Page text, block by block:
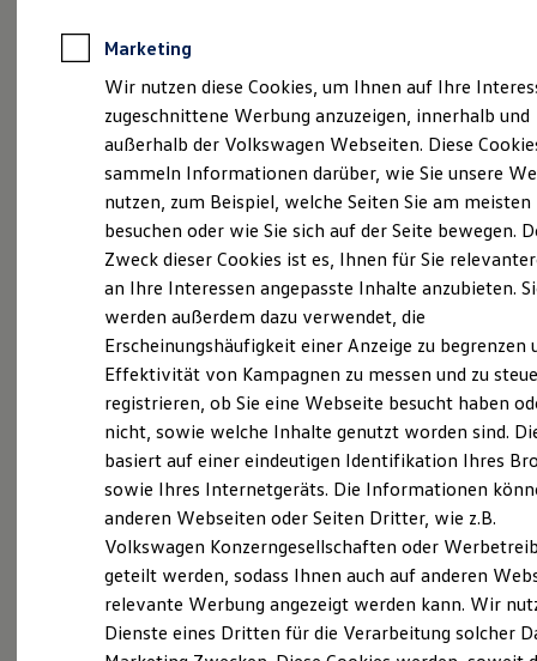
Anpfiff zum Gewinn
Elektroautos
ID. Tutorials
Elektrofahrzeugkonzepte
Reichweite
Reichweite der ID. Modelle
Reichweite im Winter
Laden
Laden unterwegs
Laden Zuhause
Ladezeitensimulator
Batterie
Sicherheit
Garantie und Lebensdauer
Nachhaltigkeit
Technologie
Kosten und Kauf
Verbrauchskosten
Kaufoptionen
E-Auto-Förderung
Software und Konnektivität
Die ID. Software 6
ID. Software Versionen und Updates
Digitale Extras
Schnittstellen zu Ihrem ID.
Impressum & Rechtliches)
Ganz selbstverständlich.Das
Gebrauchtwagen-
Leistungsversprechen.
Rundum sicher: der 360° Gebrauchtwagen
Bevor ein VolkswagenZertifizierter
Gebrauchtwagenan unsere Kunden
Marketing
Wir nutzen diese Cookies, um Ihnen auf Ihre
zugeschnittene Werbung anzuzeigen, innerhalb und
außerhalb der Volkswagen Webseiten. Diese
sammeln Informationen darüber, wie Sie unsere
nutzen, zum Beispiel, welche Seiten Sie am meisten
besuchen oder wie Sie sich auf der Seite bewegen.
Zweck dieser Cookies ist es, Ihnen für Sie
an Ihre Interessen angepasste Inhalte anzubieten.
werden außerdem dazu verwendet, die
Erscheinungshäufigkeit einer Anzeige zu begrenzen
Effektivität von Kampagnen zu messen und zu
registrieren, ob Sie eine Webseite besucht haben
nicht, sowie welche Inhalte genutzt worden sind.
basiert auf einer eindeutigen Identifikation Ihres
sowie Ihres Internetgeräts. Die Informationen
anderen Webseiten oder Seiten Dritter, wie z.B.
Volkswagen Konzerngesellschaften oder
geteilt werden, sodass Ihnen auch auf anderen
relevante Werbung angezeigt werden kann. Wir
Dienste eines Dritten für die Verarbeitung solcher